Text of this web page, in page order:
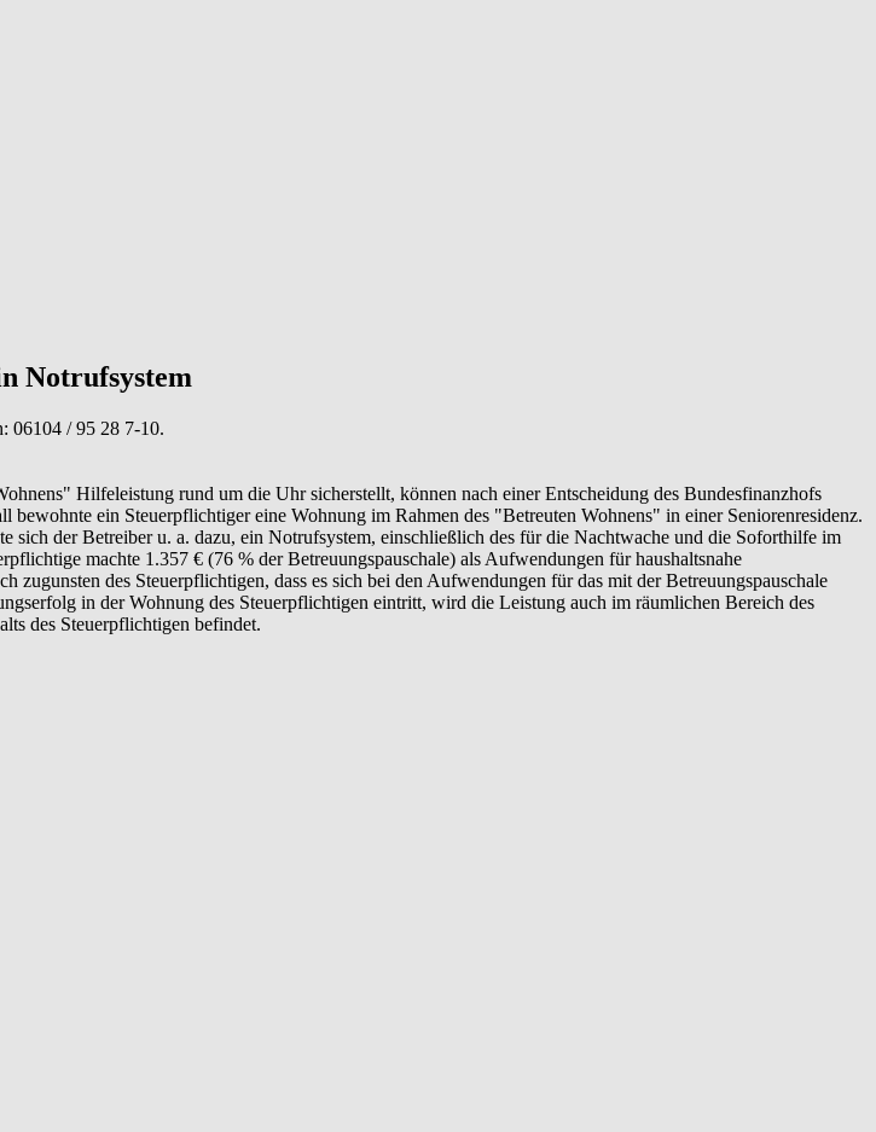
Notrufsystem
06104 / 95 28 7-10.
Hilfeleistung rund um die Uhr sicherstellt, können nach einer Entscheidung des Bundesfinanzhofs
ein Steuerpflichtiger eine Wohnung im Rahmen des "Betreuten Wohnens" in einer Seniorenresidenz.
sich der Betreiber u. a. dazu, ein Notrufsystem, einschließlich des für die Nachtwache und die Soforthilfe im
machte 1.357 € (76 % der Betreuungspauschale) als Aufwendungen für haushaltsnahe
des Steuerpflichtigen, dass es sich bei den Aufwendungen für das mit der Betreuungspauschale
in der Wohnung des Steuerpflichtigen eintritt, wird die Leistung auch im räumlichen Bereich des
des Steuerpflichtigen befindet.